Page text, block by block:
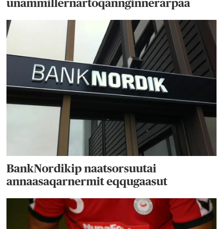
unammillernartoqannginnerarpaa
BankNordikip naatsorsuutai
annaasaqarnermit eqqugaasut